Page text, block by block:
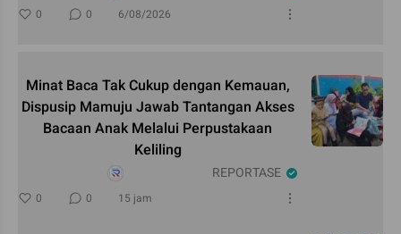
0 0 6/08/2026
Minat Baca Tak Cukup dengan Kemauan,
Dispusip Mamuju Jawab Tantangan Akses
Bacaan Anak Melalui Perpustakaan
Keliling
REPORTASE
0 0 15 jam